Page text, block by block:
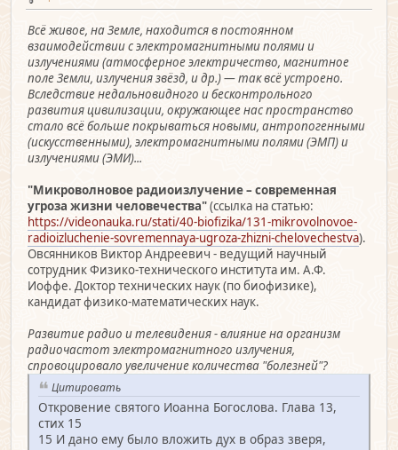
Всё живое, на Земле, находится в постоянном
взаимодействии с электромагнитными полями и
излучениями (атмосферное электричество, магнитное
поле Земли, излучения звёзд, и др.) — так всё устроено.
Вследствие недальновидного и бесконтрольного
развития цивилизации, окружающее нас пространство
стало всё больше покрываться новыми, антропогенными
(искусственными), электромагнитными полями (ЭМП) и
излучениями (ЭМИ)...
"Микроволновое радиоизлучение – современная
угроза жизни человечества"(ссылка на статью:
https://videonauka.ru/stati/40-biofizika/131-mikrovolnovoe-
radioizluchenie-sovremennaya-ugroza-zhizni-chelovechestva).
Овсянников Виктор Андреевич - ведущий научный
сотрудник Физико-технического института им. А.Ф.
Иоффе. Доктор технических наук (по биофизике),
кандидат физико-математических наук.
Развитие радио и телевидения - влияние на организм
радиочастот электромагнитного излучения,
спровоцировало увеличение количества "болезней"?
Цитировать
Откровение святого Иоанна Богослова. Глава 13,
стих 15
15 И дано ему было вложить дух в образ зверя,